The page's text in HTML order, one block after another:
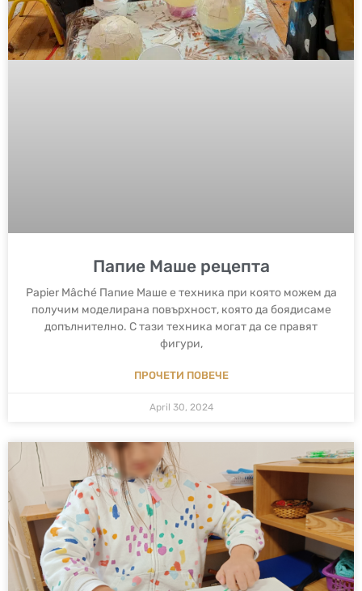
Папие Маше рецепта
Papier Mâché Папие Маше е техника при която можем да
получим моделирана повърхност, която да боядисаме
допълнително. С тази техника могат да се правят
фигури,
ПРОЧЕТИ ПОВЕЧЕ
April 30, 2024